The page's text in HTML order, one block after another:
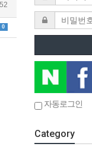
0
자동로그인
Category